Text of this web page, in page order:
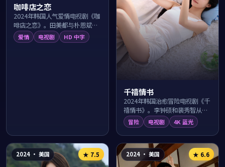
咖啡店之恋
2024年韩国人气爱情电视剧《咖
啡店之恋》。田美都与朴恩斌领
衔主演，由金成允执导，在弘大
街头的浪漫光影中讲述两个看似
爱情 电视剧 HD 中字
千禧情书
2024年韩国治愈冒险电视剧《千
禧情书》。李钟硕和裴秀智从釜
山海边启程踏上一段意想不到的
旅程，导演林大雄以辽阔取景与
温情笔触描绘...
冒险 电视剧 4K 蓝光
2024· 美国 ★ 7.5 2024· 美国 ★ 6.6